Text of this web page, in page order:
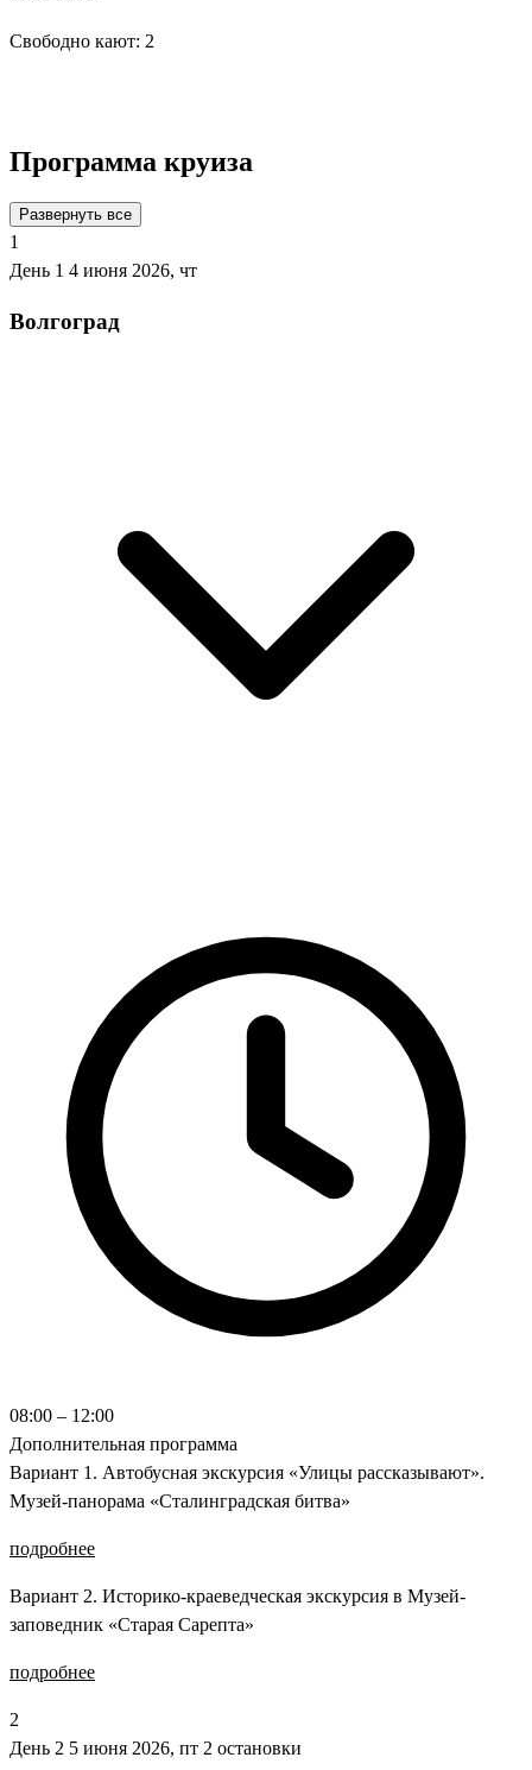
Свободно кают: 2
Программа круиза
Развернуть все
1
День 1 4 июня 2026, чт
Волгоград
08:00 – 12:00
Дополнительная программа
Вариант 1. Автобусная экскурсия «Улицы рассказывают».
Музей-панорама «Сталинградская битва»
подробнее
Вариант 2. Историко-краеведческая экскурсия в Музей-
заповедник «Старая Сарепта»
подробнее
2
День 2 5 июня 2026, пт 2 остановки